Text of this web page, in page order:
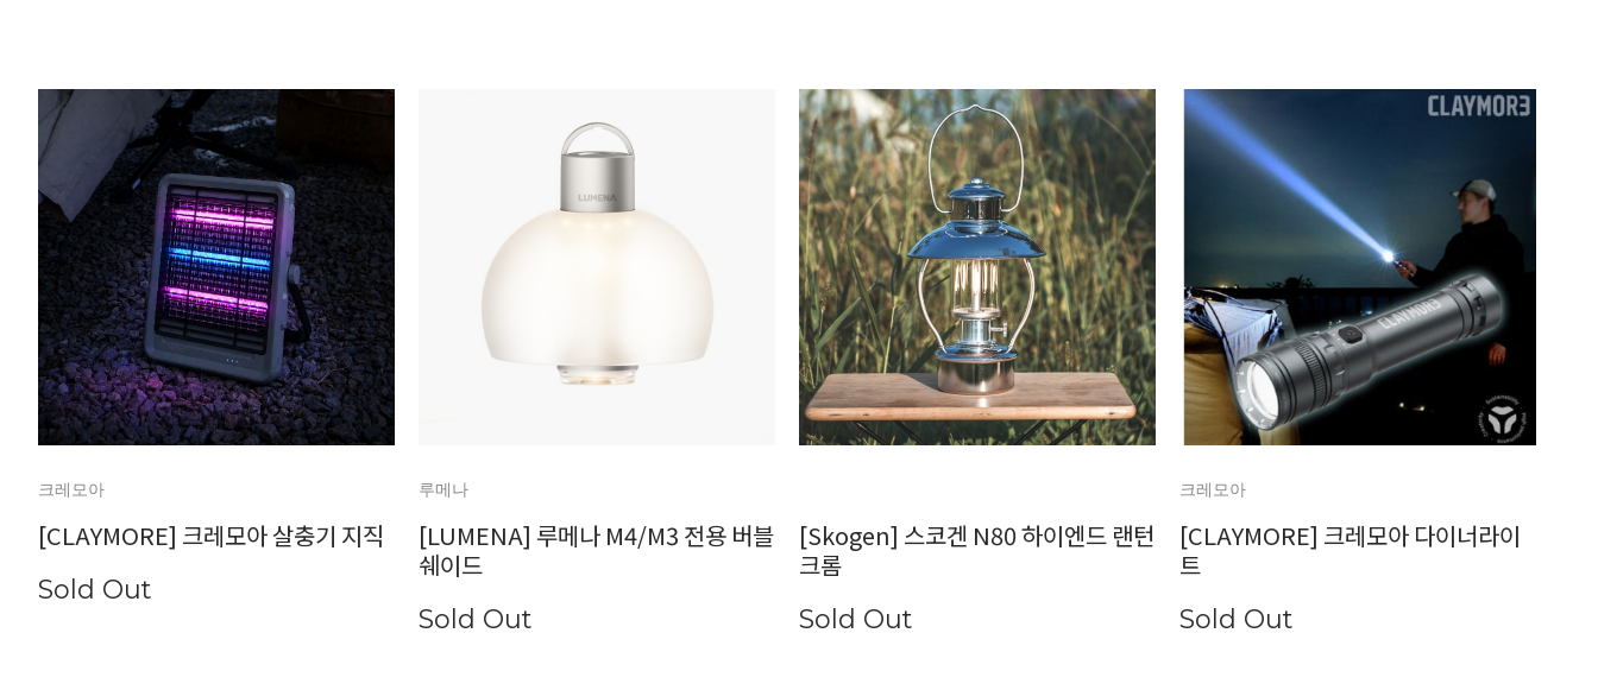
크레모아
[CLAYMORE] 크레모아 살충기 지직
Sold Out
루메나
[LUMENA] 루메나 M4/M3 전용 버블
쉐이드
Sold Out
[Skogen] 스코겐 N80 하이엔드 랜턴
크롬
Sold Out
크레모아
[CLAYMORE] 크레모아 다이너라이
트
Sold Out